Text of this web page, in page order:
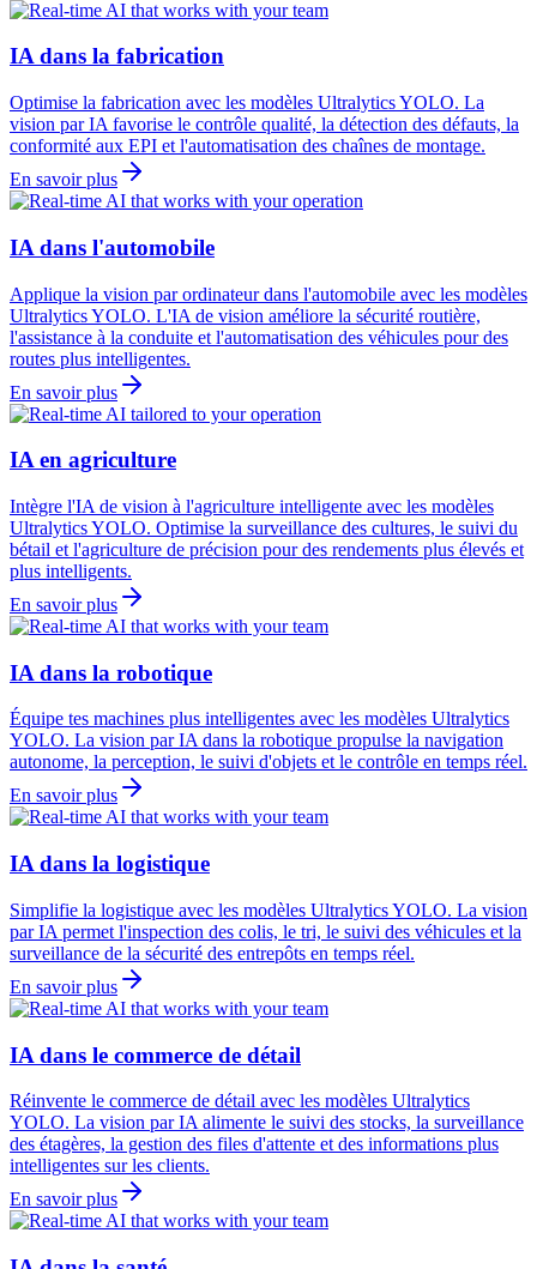
IA dans la fabrication
Optimise la fabrication avec les modèles Ultralytics YOLO. La
vision par IA favorise le contrôle qualité, la détection des défauts, la
conformité aux EPI et l'automatisation des chaînes de montage.
En savoir plus
IA dans l'automobile
Applique la vision par ordinateur dans l'automobile avec les modèles
Ultralytics YOLO. L'IA de vision améliore la sécurité routière,
l'assistance à la conduite et l'automatisation des véhicules pour des
routes plus intelligentes.
En savoir plus
IA en agriculture
Intègre l'IA de vision à l'agriculture intelligente avec les modèles
Ultralytics YOLO. Optimise la surveillance des cultures, le suivi du
bétail et l'agriculture de précision pour des rendements plus élevés et
plus intelligents.
En savoir plus
IA dans la robotique
Équipe tes machines plus intelligentes avec les modèles Ultralytics
YOLO. La vision par IA dans la robotique propulse la navigation
autonome, la perception, le suivi d'objets et le contrôle en temps réel.
En savoir plus
IA dans la logistique
Simplifie la logistique avec les modèles Ultralytics YOLO. La vision
par IA permet l'inspection des colis, le tri, le suivi des véhicules et la
surveillance de la sécurité des entrepôts en temps réel.
En savoir plus
IA dans le commerce de détail
Réinvente le commerce de détail avec les modèles Ultralytics
YOLO. La vision par IA alimente le suivi des stocks, la surveillance
des étagères, la gestion des files d'attente et des informations plus
intelligentes sur les clients.
En savoir plus